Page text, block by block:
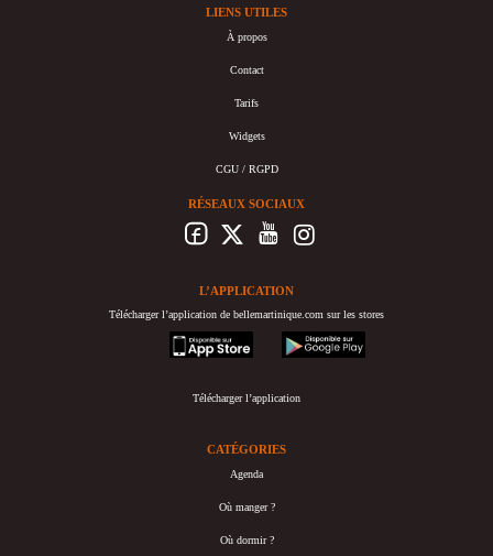
LIENS UTILES
À propos
Contact
Tarifs
Widgets
CGU / RGPD
RÉSEAUX SOCIAUX
L’APPLICATION
Télécharger l’application de bellemartinique.com sur les stores
appstore
googleplay
Télécharger l’application
CATÉGORIES
Agenda
Où manger ?
Où dormir ?